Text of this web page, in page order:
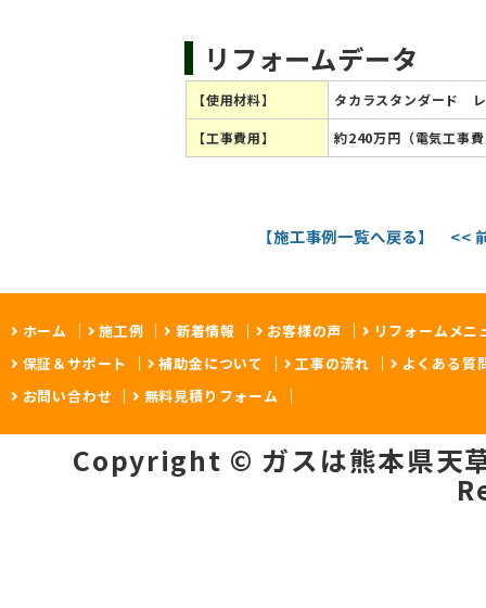
リフォームデータ
【使用材料】 タカラスタンダード
【工事費用】 約240万円（電気工事
【施工事例一覧へ戻る】 <<
ホーム 施工例 新着情報 お客様の声
リフォームメニ
保証＆サポート
補助金について 工事の流れ
よくある質
お問い合わせ
無料見積りフォーム
Copyright © ガスは熊本県天